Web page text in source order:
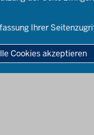
Ihrer
Cookies akzeptieren